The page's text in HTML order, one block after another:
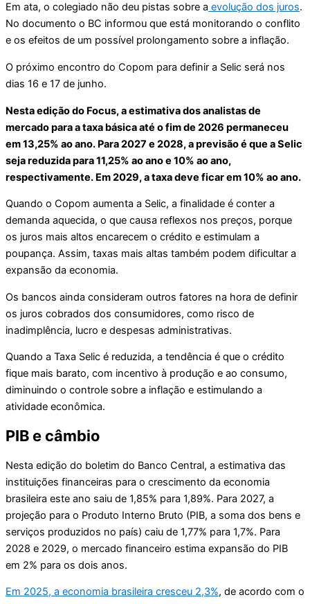
Em ata, o colegiado não deu pistas sobre a evolução dos juros.
No documento o BC informou que está monitorando o conflito
e os efeitos de um possível prolongamento sobre a inflação.
O próximo encontro do Copom para definir a Selic será nos
dias 16 e 17 de junho.
Nesta edição do Focus, a estimativa dos analistas de
mercado para a taxa básica até o fim de 2026 permaneceu
em 13,25% ao ano. Para 2027 e 2028, a previsão é que a Selic
seja reduzida para 11,25% ao ano e 10% ao ano,
respectivamente. Em 2029, a taxa deve ficar em 10% ao ano.
Quando o Copom aumenta a Selic, a finalidade é conter a
demanda aquecida, o que causa reflexos nos preços, porque
os juros mais altos encarecem o crédito e estimulam a
poupança. Assim, taxas mais altas também podem dificultar a
expansão da economia.
Os bancos ainda consideram outros fatores na hora de definir
os juros cobrados dos consumidores, como risco de
inadimplência, lucro e despesas administrativas.
Quando a Taxa Selic é reduzida, a tendência é que o crédito
fique mais barato, com incentivo à produção e ao consumo,
diminuindo o controle sobre a inflação e estimulando a
atividade econômica.
PIB e câmbio
Nesta edição do boletim do Banco Central, a estimativa das
instituições financeiras para o crescimento da economia
brasileira este ano saiu de 1,85% para 1,89%. Para 2027, a
projeção para o Produto Interno Bruto (PIB, a soma dos bens e
serviços produzidos no país) caiu de 1,77% para 1,7%. Para
2028 e 2029, o mercado financeiro estima expansão do PIB
em 2% para os dois anos.
Em 2025, a economia brasileira cresceu 2,3%, de acordo com o